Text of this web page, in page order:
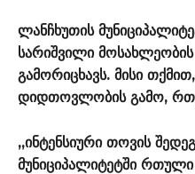
ლანჩხუთის
სარიშვილი მოსახლეობის
გამორიცხავს. მისი
დიდთოვლობის გამო,
„ინტენსიური თოვის
მუნიციპალიტეტში